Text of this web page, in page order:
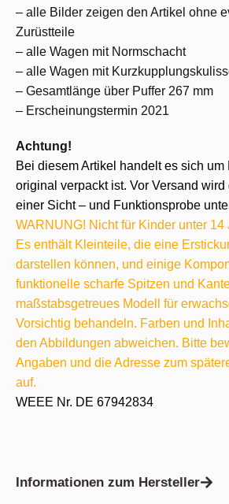
– alle Bilder zeigen den Artikel ohne
Zurüstteile
– alle Wagen mit Normschacht
– alle Wagen mit
– Gesamtlänge über Puffer 267 mm
– Erscheinungstermin 2021
Achtung!
Bei diesem Artikel handelt es sich um
original verpackt ist. Vor Versand wird
einer Sicht – und Funktionsprobe
WARNUNG! Nicht für Kinder unter 14
Es enthält Kleinteile, die eine
darstellen können, und einige
funktionelle scharfe Spitzen und
maßstabsgetreues Modell für
Vorsichtig behandeln. Farben und
den Abbildungen abweichen. Bitte
Angaben und die Adresse zum
auf.
WEEE Nr. DE 67942834
Informationen zum Hersteller